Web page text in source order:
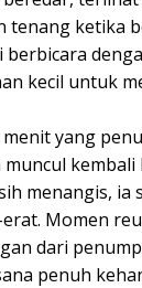
tenang ketika
kecil untuk
yang
kembali
menangis, ia
Momen
dari
penuh